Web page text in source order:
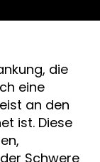
die
eine
an den
ist. Diese
Schwere